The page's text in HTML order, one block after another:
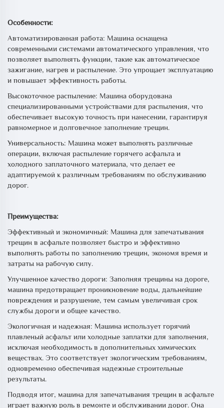
Особенности:
Автоматизированная работа: Машина оснащена
современными системами автоматического управления, что
позволяет выполнять функции, такие как автоматическое
зажигание, нагрев и распыление. Это упрощает эксплуатацию
и повышает эффективность работы.
Высокоточное распыление: Машина оборудована
специализированными устройствами для распыления, что
обеспечивает высокую точность при нанесении, гарантируя
равномерное и долговечное заполнение трещин.
Универсальность: Машина может выполнять различные
операции, включая распыление горячего асфальта и
холодного заплаточного материала, что делает ее
адаптируемой к различным требованиям по обслуживанию
дорог.
Преимущества:
Эффективный и экономичный: Машина для запечатывания
трещин в асфальте позволяет быстро и эффективно
выполнять работы по заполнению трещин, экономя время и
затраты на рабочую силу.
Улучшенное качество дороги: Заполняя трещины на дороге,
машина предотвращает проникновение воды, дальнейшие
повреждения и разрушение, тем самым увеличивая срок
службы дороги и общее качество.
Экологичная и надежная: Машина использует горячий
плавленый асфальт или холодные заплатки для заполнения,
исключая необходимость в дополнительных химических
веществах. Это соответствует экологическим требованиям,
одновременно обеспечивая надежные строительные
результаты.
Подводя итог, машина для запечатывания трещин в асфальте
играет важную роль в ремонте и обслуживании дорог. Она